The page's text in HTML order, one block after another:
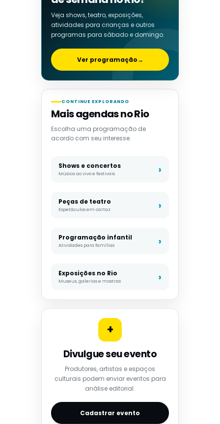
Veja shows, teatro, exposições,
atividades para crianças e outros
programas para sábado e domingo.
Ver programação→
CONTINUE EXPLORANDO
Mais agendas no Rio
Escolha uma programação de
acordo com seu interesse.
Shows e concertos
Música ao vivo e festivais
Peças de teatro
Espetáculos em cartaz
Programação infantil
Atividades para famílias
Exposições no Rio
Museus, galerias e mostras
+
Divulgue seu evento
Produtores, artistas e espaços
culturais podem enviar eventos para
análise editorial.
Cadastrar evento